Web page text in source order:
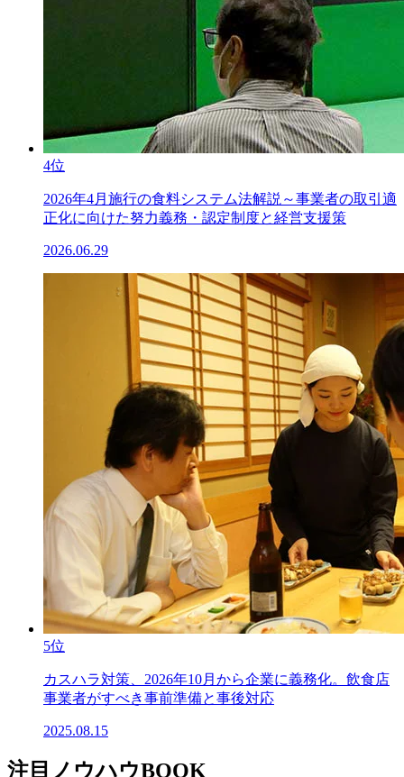
4位
2026年4月施行の食料システム法解説～事業者の取引適
正化に向けた努力義務・認定制度と経営支援策
2026.06.29
5位
カスハラ対策、2026年10月から企業に義務化。飲食店
事業者がすべき事前準備と事後対応
2025.08.15
注目ノウハウBOOK